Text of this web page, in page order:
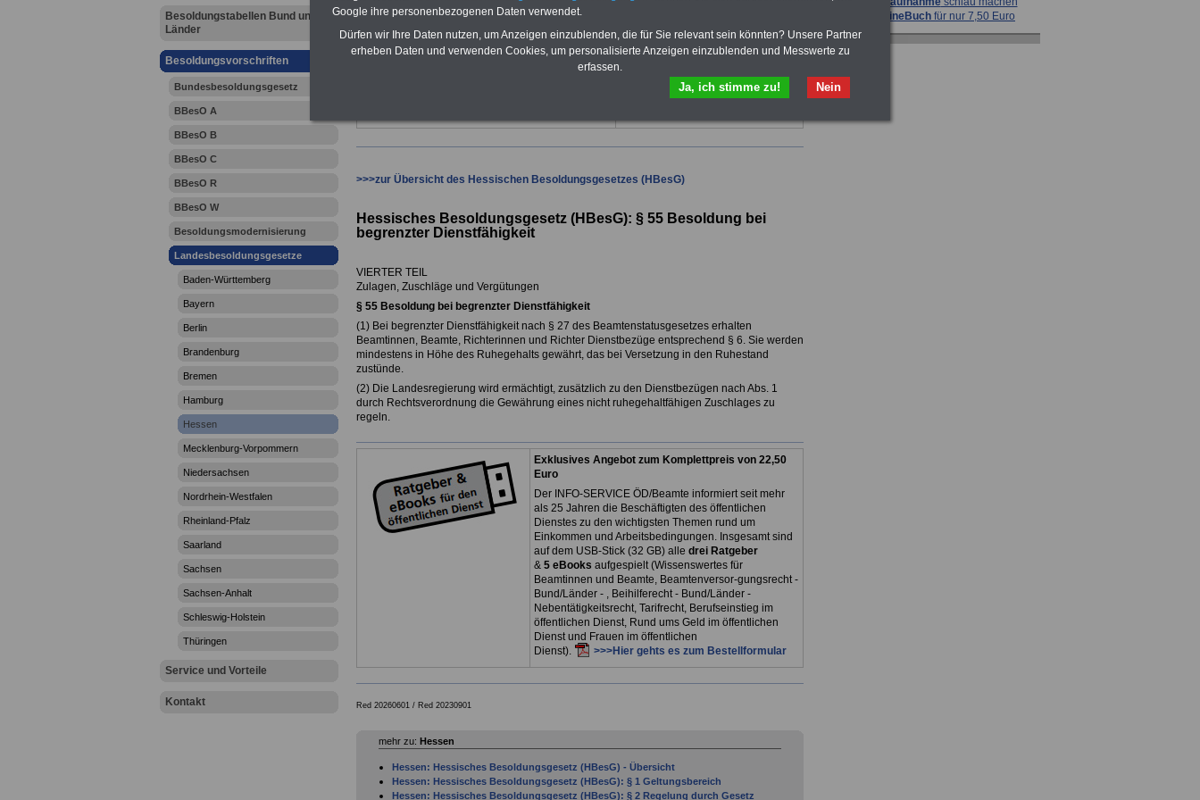
Besoldungstabellen Bund und
Länder
Besoldungsvorschriften
Bundesbesoldungsgesetz
BBesO A
BBesO B
BBesO C
BBesO R
BBesO W
Besoldungsmodernisierung
Landesbesoldungsgesetze
Baden-Württemberg
Bayern
Berlin
Brandenburg
Bremen
Hamburg
Hessen
Mecklenburg-Vorpommern
Niedersachsen
Nordrhein-Westfalen
Rheinland-Pfalz
Saarland
Sachsen
Sachsen-Anhalt
Schleswig-Holstein
Thüringen
Service und Vorteile
Kontakt
wichtigsten Fragen zum Öffentlichen
Dienst auf dem Laufenden: Sie
10 Bücher und eBooks zum
herunterladen, lesen und
>>>zur Übersicht des Hessischen Besoldungsgesetzes (HBesG)
Hessisches Besoldungsgesetz (HBesG): § 55 Besoldung bei
begrenzter Dienstfähigkeit
VIERTER TEIL
Zulagen, Zuschläge und Vergütungen
§ 55 Besoldung bei begrenzter Dienstfähigkeit
(1) Bei begrenzter Dienstfähigkeit nach § 27 des Beamtenstatusgesetzes erhalten
Beamtinnen, Beamte, Richterinnen und Richter Dienstbezüge entsprechend § 6. Sie werden
mindestens in Höhe des Ruhegehalts gewährt, das bei Versetzung in den Ruhestand
zustünde.
(2) Die Landesregierung wird ermächtigt, zusätzlich zu den Dienstbezügen nach Abs. 1
durch Rechtsverordnung die Gewährung eines nicht ruhegehaltfähigen Zuschlages zu
regeln.
Exklusives Angebot zum Komplettpreis von 22,50
Euro
Der INFO-SERVICE ÖD/Beamte informiert seit mehr
als 25 Jahren die Beschäftigten des öffentlichen
Dienstes zu den wichtigsten Themen rund um
Einkommen und Arbeitsbedingungen. Insgesamt sind
auf dem USB-Stick (32 GB) alle drei Ratgeber
& 5 eBooks aufgespielt (Wissenswertes für
Beamtinnen und Beamte, Beamtenversor-gungsrecht -
Bund/Länder - , Beihilferecht - Bund/Länder -
Nebentätigkeitsrecht, Tarifrecht, Berufseinstieg im
öffentlichen Dienst, Rund ums Geld im öffentlichen
Dienst und Frauen im öffentlichen
Dienst).
>>>Hier gehts es zum Bestellformular
Red 20260601 / Red 20230901
mehr zu: Hessen
Hessen: Hessisches Besoldungsgesetz (HBesG) - Übersicht
Hessen: Hessisches Besoldungsgesetz (HBesG): § 1 Geltungsbereich
Hessen: Hessisches Besoldungsgesetz (HBesG): § 2 Regelung durch Gesetz
OnlineBuch für nur 7,50 Euro
Dienst: TVöD und TV-L
Google ihre personenbezogenen Daten verwendet.
Dürfen wir Ihre Daten nutzen, um Anzeigen einzublenden, die für Sie relevant sein könnten? Unsere Partner
erheben Daten und verwenden Cookies, um personalisierte Anzeigen einzublenden und Messwerte zu
erfassen.
Nein
Ja, ich stimme zu!